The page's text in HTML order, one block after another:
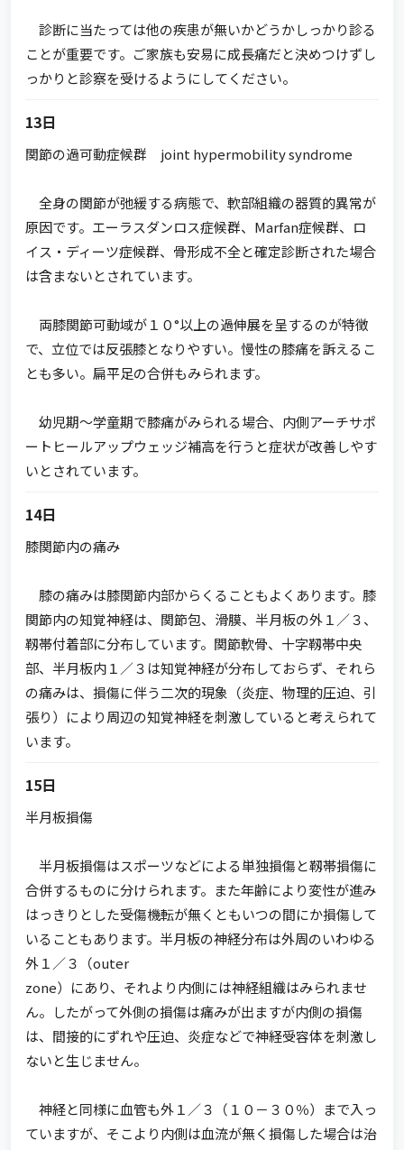
診断に当たっては他の疾患が無いかどうかしっかり診る
ことが重要です。ご家族も安易に成長痛だと決めつけずし
っかりと診察を受けるようにしてください。
13日
関節の過可動症候群 joint hypermobility syndrome
全身の関節が弛緩する病態で、軟部組織の器質的異常が
原因です。エーラスダンロス症候群、Marfan症候群、ロ
イス・ディーツ症候群、骨形成不全と確定診断された場合
は含まないとされています。
両膝関節可動域が１０°以上の過伸展を呈するのが特徴
で、立位では反張膝となりやすい。慢性の膝痛を訴えるこ
とも多い。扁平足の合併もみられます。
幼児期～学童期で膝痛がみられる場合、内側アーチサポ
ートヒールアップウェッジ補高を行うと症状が改善しやす
いとされています。
14日
膝関節内の痛み
膝の痛みは膝関節内部からくることもよくあります。膝
関節内の知覚神経は、関節包、滑膜、半月板の外１／３、
靱帯付着部に分布しています。関節軟骨、十字靱帯中央
部、半月板内１／３は知覚神経が分布しておらず、それら
の痛みは、損傷に伴う二次的現象（炎症、物理的圧迫、引
張り）により周辺の知覚神経を刺激していると考えられて
います。
15日
半月板損傷
半月板損傷はスポーツなどによる単独損傷と靱帯損傷に
合併するものに分けられます。また年齢により変性が進み
はっきりとした受傷機転が無くともいつの間にか損傷して
いることもあります。半月板の神経分布は外周のいわゆる
外１／３（outer
zone）にあり、それより内側には神経組織はみられませ
ん。したがって外側の損傷は痛みが出ますが内側の損傷
は、間接的にずれや圧迫、炎症などで神経受容体を刺激し
ないと生じません。
神経と同様に血管も外１／３（１０－３０％）まで入っ
ていますが、そこより内側は血流が無く損傷した場合は治